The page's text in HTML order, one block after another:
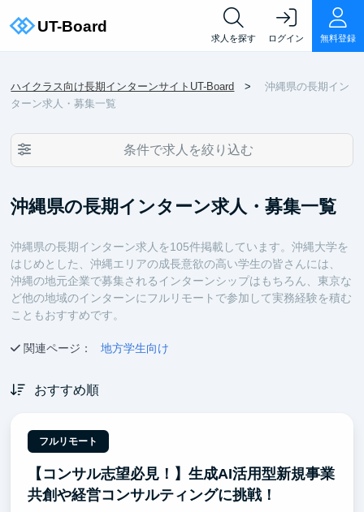
求人を探す ログイン 無料登録
ハイクラス向け長期インターンサイトUT-Board
沖縄県の長期イン
ターン求人・募集一覧
条件で求人を絞り込む
沖縄県の長期インターン求人・募集一覧
沖縄県の長期インターン求人を105件掲載しています。沖縄大学を
はじめとした、沖縄エリアの成長意欲の高い学生の皆さんには、
沖縄の地元企業で募集されるインターンシップはもちろん、東京な
ど他の地域のインターンにフルリモートで参加して実務経験を積む
こともおすすめです。
関連ページ： 地方学生向け
おすすめ順
フルリモート
【コンサル志望必見！】生成AI活用型新規事業
共創や経営コンサルティングに挑戦！